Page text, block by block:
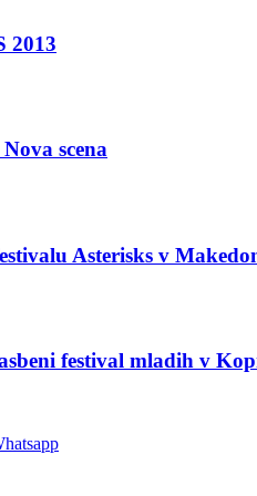
2013
scena
Asterisks v
festival mladih v